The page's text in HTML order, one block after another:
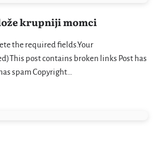
krupniji momci
the required fields.Your
post contains broken links Post has
spam Copyright…